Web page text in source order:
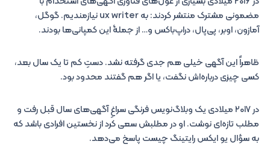
مضمونی مشترک منتشر کردند: به ux writer نیازمندیم. گوگل،
آمازون، اوبر، پی‌پال، دراپ‌باکس و… از جملۀ این کمپانی‌ها بودند.
ظاهراً این آگهی خیلی هم جدی گرفته نشد. دستِ کم تا یک سال بعد،
کسی چیزی درباره‌اش نگفت، یا اگر هم گفتند محدود بود.
در ۲۰۱۷ میلادی یک وبلاگ‌نویس فرنگی سراغِ آگهی‌های سال قبل رفت و
مطلب تازه‌ای نوشت. او در مطلبش سعی کرد از نخستین افرادی باشد که
به سؤال یو ایکس رایتینگ چیست پاسخ می‌دهد.